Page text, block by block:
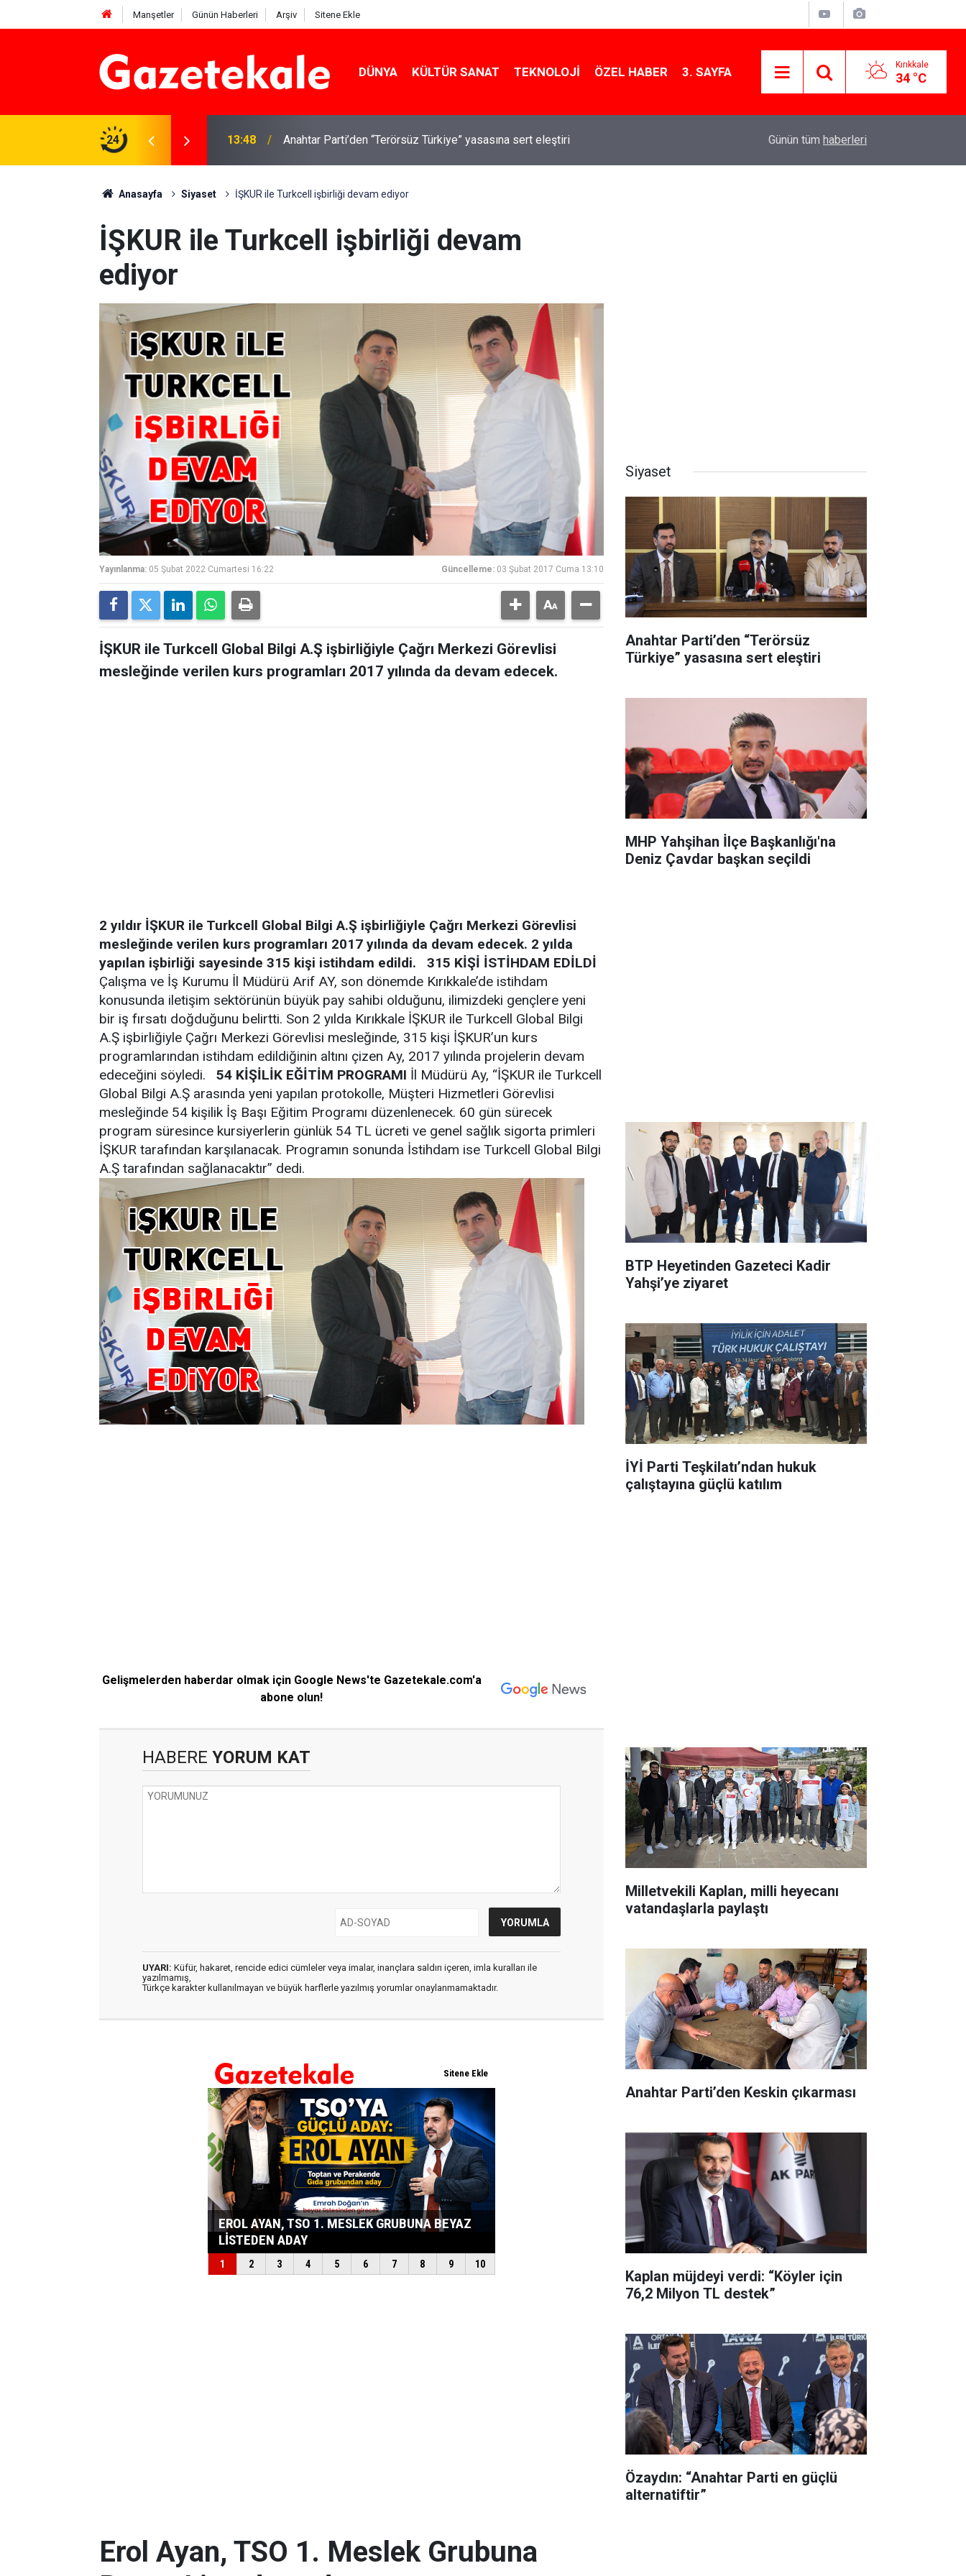
Manşetler Günün Haberleri Arşiv Sitene Ekle
DÜNYA KÜLTÜR SANAT TEKNOLOJI ÖZEL HABER 3. SAYFA Kırıkkale
34 °C
24
Beyaz Listeden aday 13:48 Anahtar Parti’den “Terörsüz Türkiye” yasasına sert eleştiri Kırıkkale’de hayvan hastalıklarına karşı
Günün tüm haberleri
Anasayfa Siyaset İŞKUR ile Turkcell işbirliği devam ediyor
İŞKUR ile Turkcell işbirliği devam
ediyor
Yayınlanma: 05 Şubat 2022 Cumartesi 16:22 Güncelleme: 03 Şubat 2017 Cuma 13:10
İŞKUR ile Turkcell Global Bilgi A.Ş işbirliğiyle Çağrı Merkezi Görevlisi
mesleğinde verilen kurs programları 2017 yılında da devam edecek.
2 yıldır İŞKUR ile Turkcell Global Bilgi A.Ş işbirliğiyle Çağrı Merkezi Görevlisi
mesleğinde verilen kurs programları 2017 yılında da devam edecek. 2 yılda
yapılan işbirliği sayesinde 315 kişi istihdam edildi.
315 KİŞİ İSTİHDAM EDİLDİ
Çalışma ve İş Kurumu İl Müdürü Arif AY, son dönemde Kırıkkale’de istihdam
konusunda iletişim sektörünün büyük pay sahibi olduğunu, ilimizdeki gençlere yeni
bir iş fırsatı doğduğunu belirtti. Son 2 yılda Kırıkkale İŞKUR ile Turkcell Global Bilgi
A.Ş işbirliğiyle Çağrı Merkezi Görevlisi mesleğinde, 315 kişi İŞKUR’un kurs
programlarından istihdam edildiğinin altını çizen Ay, 2017 yılında projelerin devam
edeceğini söyledi. 54 KİŞİLİK EĞİTİM PROGRAMI İl Müdürü Ay, “İŞKUR ile Turkcell
Global Bilgi A.Ş arasında yeni yapılan protokolle, Müşteri Hizmetleri Görevlisi
mesleğinde 54 kişilik İş Başı Eğitim Programı düzenlenecek. 60 gün sürecek
program süresince kursiyerlerin günlük 54 TL ücreti ve genel sağlık sigorta primleri
İŞKUR tarafından karşılanacak. Programın sonunda İstihdam ise Turkcell Global Bilgi
A.Ş tarafından sağlanacaktır” dedi.
Gelişmelerden haberdar olmak için Google News'te Gazetekale.com'a
abone olun!
HABERE YORUM KAT
UYARI: Küfür, hakaret, rencide edici cümleler veya imalar, inançlara saldırı içeren, imla kuralları ile
yazılmamış,
Türkçe karakter kullanılmayan ve büyük harflerle yazılmış yorumlar onaylanmamaktadır.
Siyaset
Anahtar Parti’den “Terörsüz
Türkiye” yasasına sert eleştiri
MHP Yahşihan İlçe Başkanlığı'na
Deniz Çavdar başkan seçildi
BTP Heyetinden Gazeteci Kadir
Yahşi’ye ziyaret
İYİ Parti Teşkilatı’ndan hukuk
çalıştayına güçlü katılım
Milletvekili Kaplan, milli heyecanı
vatandaşlarla paylaştı
Anahtar Parti’den Keskin çıkarması
Kaplan müjdeyi verdi: “Köyler için
76,2 Milyon TL destek”
Özaydın: “Anahtar Parti en güçlü
alternatiftir”
Erol Ayan, TSO 1. Meslek Grubuna